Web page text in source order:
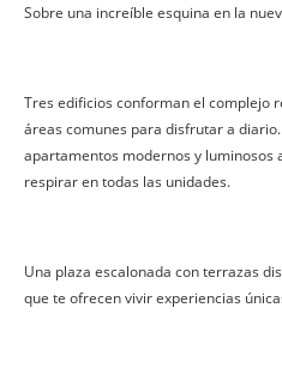
Sobre una increíble esquina en la
Tres edificios conforman el complejo
áreas comunes para disfrutar a
apartamentos modernos y luminosos
respirar en todas las unidades.
Una plaza escalonada con terrazas
que te ofrecen vivir experiencias